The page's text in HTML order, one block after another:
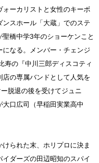
ーカリストと女性のキーボ
スホール「大蔵」でのステ
橋中学3年のショーケンこと
なる。メンバー・チェンジ
寿の『中川三郎ディスコティ
の専属バンドとして人気を
脱退の後を受けてジュニ
口広司（早稲田実業高中
られた末、ホリプロに決ま
ダーズの田辺昭知のスパイ